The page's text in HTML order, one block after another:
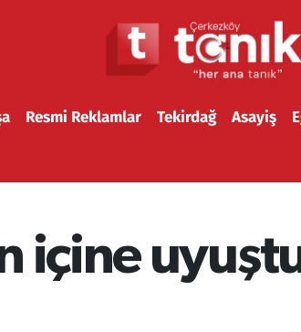
Resmi Reklamlar Tekirdağ Asayiş
içine